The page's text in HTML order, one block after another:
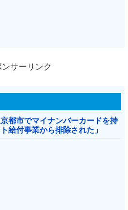
ンサーリンク
都市でマイナンバーカードを持
給付事業から排除された」